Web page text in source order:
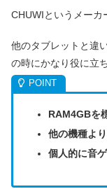
CHUWIというメーカ
他のタブレットと違
の時にかなり役に立
RAM4GBを
他の機種よ
個人的に音